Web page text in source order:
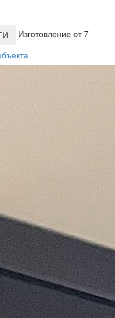
Изготовление от 7